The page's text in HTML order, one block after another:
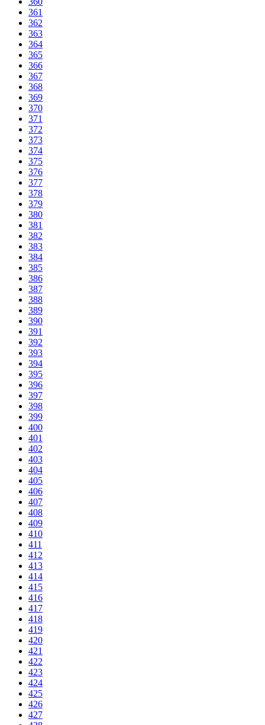
361
362
363
364
365
366
367
368
369
370
371
372
373
374
375
376
377
378
379
380
381
382
383
384
385
386
387
388
389
390
391
392
393
394
395
396
397
398
399
400
401
402
403
404
405
406
407
408
409
410
411
412
413
414
415
416
417
418
419
420
421
422
423
424
425
426
427